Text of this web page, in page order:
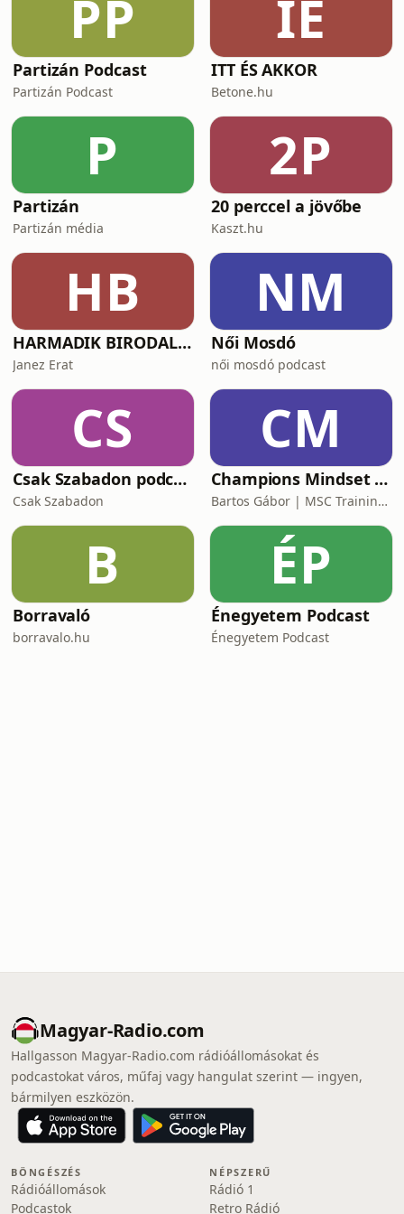
PP
Partizán Podcast
Partizán Podcast
IÉ
ITT ÉS AKKOR
Betone.hu
P
Partizán
Partizán média
2P
20 perccel a jövőbe
Kaszt.hu
HB
HARMADIK BIRODALOM – a nemzetiszocializmus története
Janez Erat
NM
Női Mosdó
női mosdó podcast
CS
Csak Szabadon podcast
Csak Szabadon
CM
Champions Mindset Podcast
Bartos Gábor | MSC Training Group
B
Borravaló
borravalo.hu
ÉP
Énegyetem Podcast
Énegyetem Podcast
Magyar-Radio.com
Hallgasson Magyar-Radio.com rádióállomásokat és
podcastokat város, műfaj vagy hangulat szerint — ingyen,
bármilyen eszközön.
BÖNGÉSZÉS
Rádióállomások
Podcastok
NÉPSZERŰ
Rádió 1
Retro Rádió